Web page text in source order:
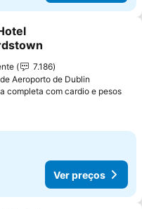
aos favoritos
7.186
Aeroporto de Dublin
completa com cardio e pesos
Ver preços